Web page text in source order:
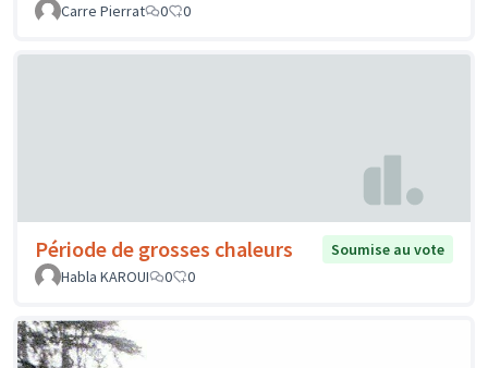
Carre Pierrat
0 0
Période de grosses chaleurs
Soumise au vote
Habla KAROUI
0 0